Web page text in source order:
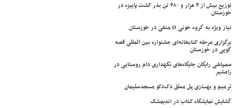
توزیع بیش از ۴ هزار و ۴۸۰ تن بذر کشت پاییزه در
خوزستان
نیاز ویژه به گروه خونی O منفی در خوزستان
برگزاری مرحله کتابخانه‌ای جشنواره بین المللی قصه
گویی در خوزستان
سمپاشی رایگان جایگاه‌های نگهداری دام روستایی در
رامشیر
ترمیم و بهسازی پل معلق دک‌دکو مسجدسلیمان
گشایش نمایشگاه کتاب در اندیمشک